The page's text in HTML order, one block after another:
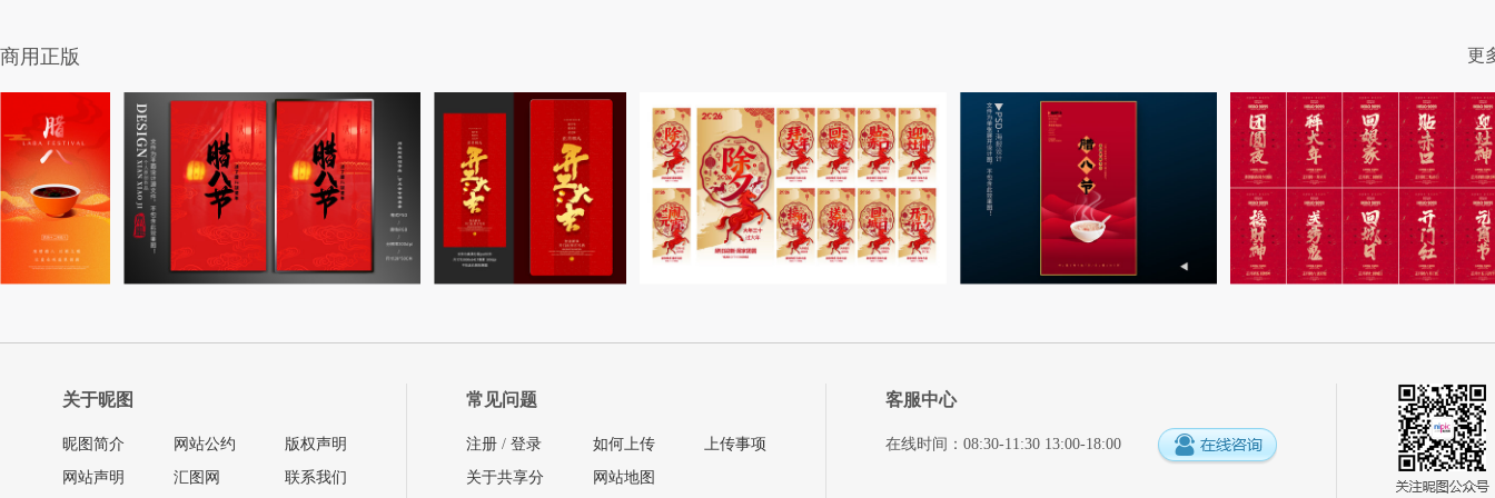
商用正版 更
关于昵图
昵图简介
网站声明
网站公约
汇图网
版权声明
联系我们
常见问题
注册 / 登录
关于共享分
如何上传
网站地图
上传事项
客服中心
在线时间：08:30-11:30 13:00-18:00